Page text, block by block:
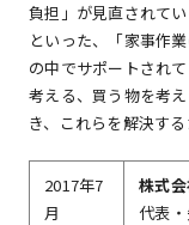
負担」が見直されて
といった、「家事作
の中でサポートされ
考える、買う物を考
き、これらを解決す
2017年7
月
株式
代表